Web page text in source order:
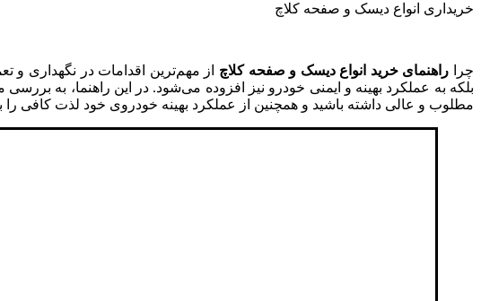
خریداری انواع‌ دیسک و صفحه‌ کلاچ
چرا راهنمای خرید انواع دیسک و صفحه کلاچ از مهم‌ترین اقدامات در نگهداری
بلکه به عملکرد بهینه و ایمنی خودرو نیز افزوده می‌شود. در این راهنما، به
مطلوب و عالی داشته باشید و همچنین از عملکرد بهینه خودروی خود لذت کافی را